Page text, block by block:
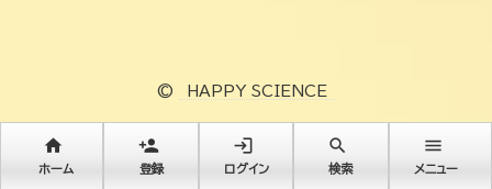
© HAPPY SCIENCE
home
ホーム
person_add
登録
login
ログイン
search
検索
menu
メニュー